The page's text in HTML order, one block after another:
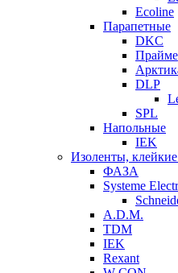
Ecoline
Парапетные
DKC
DLP
SPL
Напольные
IEK
Изоленты,
ФАЗА
Systeme
A.D.M.
TDM
IEK
Rexant